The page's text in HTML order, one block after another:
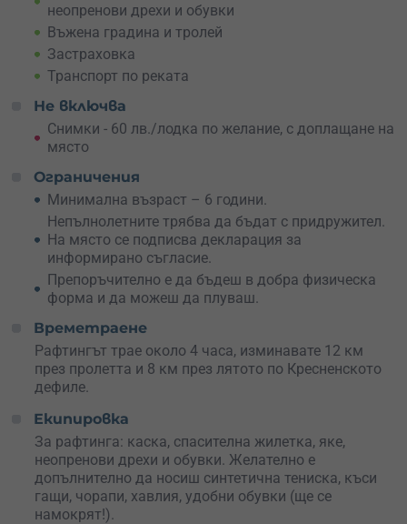
съблекални, външни душове, WiFi и зона за отдих.
Грабни ваучер за теб и твоите близки още сега –
пълноводните води на реката и въжените трасета те
чакат!
неопренови дрехи и обувки
Въжена градина и тролей
Застраховка
Транспорт по реката
Не включва
Снимки - 60 лв./лодка по желание, с доплащане на
място
Ограничения
Минимална възраст – 6 години.
Непълнолетните трябва да бъдат с придружител.
На място се подписва декларация за
информирано съгласие.
Препоръчително е да бъдеш в добра физическа
форма и да можеш да плуваш.
Времетраене
Рафтингът трае около 4 часа, изминавате 12 км
през пролетта и 8 км през лятото по Кресненското
дефиле.
Екипировка
За рафтинга: каска, спасителна жилетка, яке,
неопренови дрехи и обувки. Желателно е
допълнително да носиш синтетична тениска, къси
гащи, чорапи, хавлия, удобни обувки (ще се
намокрят!).